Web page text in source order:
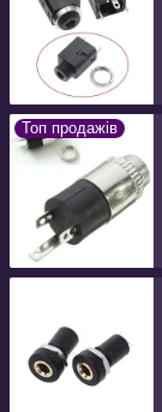
Топ продажів